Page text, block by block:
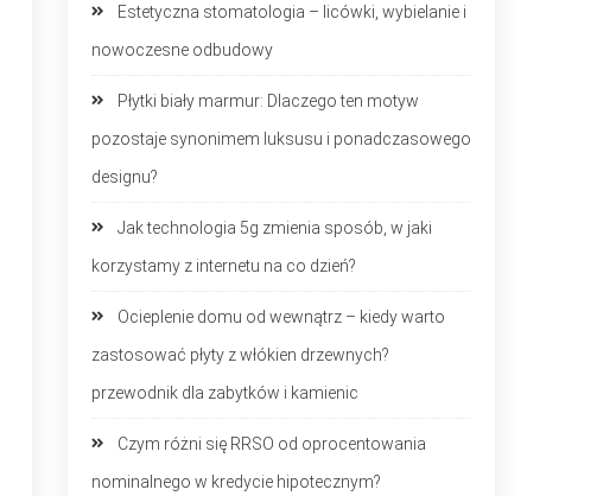
Estetyczna stomatologia – licówki, wybielanie i
nowoczesne odbudowy
Płytki biały marmur: Dlaczego ten motyw
pozostaje synonimem luksusu i ponadczasowego
designu?
Jak technologia 5g zmienia sposób, w jaki
korzystamy z internetu na co dzień?
Ocieplenie domu od wewnątrz – kiedy warto
zastosować płyty z włókien drzewnych?
przewodnik dla zabytków i kamienic
Czym różni się RRSO od oprocentowania
nominalnego w kredycie hipotecznym?